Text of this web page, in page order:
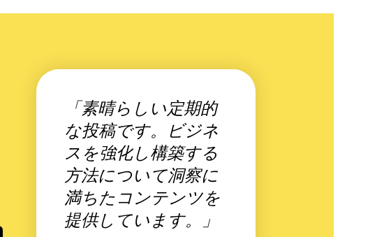
「素晴らしい定期的
な投稿です。ビジネ
スを強化し構築する
方法について洞察に
満ちたコンテンツを
提供しています。」